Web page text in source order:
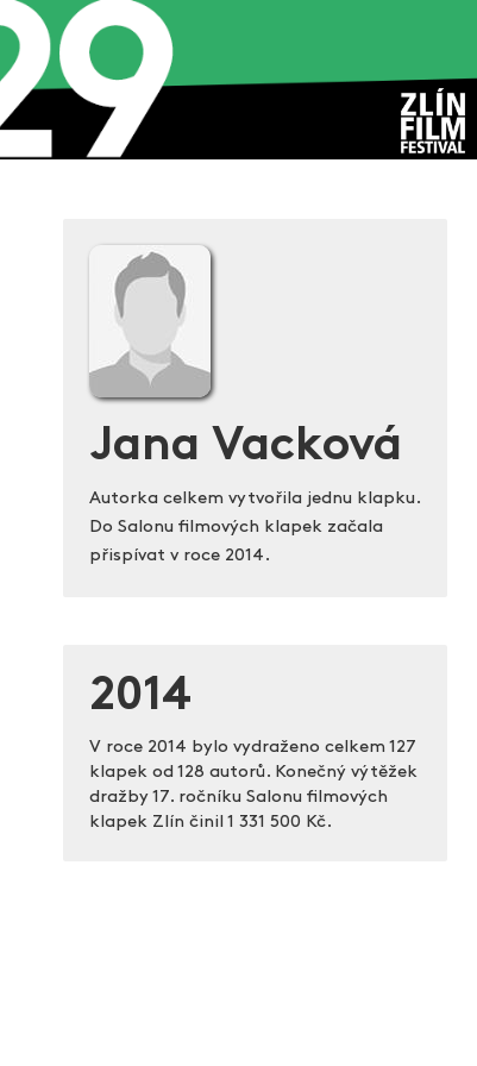
Jana Vacková
Autorka celkem vytvořila jednu klapku.
Do Salonu filmových klapek začala
přispívat v roce 2014.
2014
V roce 2014 bylo vydraženo celkem 127
klapek od 128 autorů. Konečný výtěžek
dražby 17. ročníku Salonu filmových
klapek Zlín činil 1 331 500 Kč.